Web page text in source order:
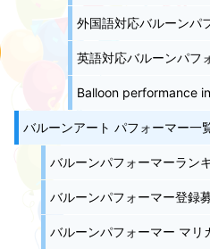
外国語対応バルーンパ
英語対応バルーンパフ
Balloon performance
バルーンアート パフォーマー一
バルーンパフォーマーラン
バルーンパフォーマー登録
バルーンパフォーマー マリ